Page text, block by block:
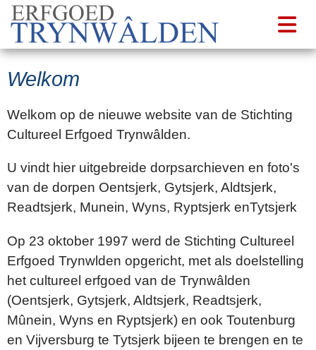
Welkom
Welkom op de nieuwe website van de Stichting
Cultureel Erfgoed Trynwâlden.
U vindt hier uitgebreide dorpsarchieven en foto's
van de dorpen Oentsjerk, Gytsjerk, Aldtsjerk,
Readtsjerk, Munein, Wyns, Ryptsjerk enTytsjerk
Op 23 oktober 1997 werd de Stichting Cultureel
Erfgoed Trynwlden opgericht, met als doelstelling
het cultureel erfgoed van de Trynwâlden
(Oentsjerk, Gytsjerk, Aldtsjerk, Readtsjerk,
Mûnein, Wyns en Ryptsjerk) en ook Toutenburg
en Vijversburg te Tytsjerk bijeen te brengen en te